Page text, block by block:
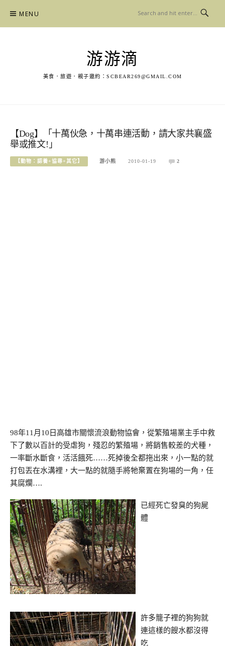
content
MENU
游游滴
美食．旅遊．親子邀約： SCBEAR269@GMAIL.COM
【Dog】「十萬伙急，十萬串連活動，請大家共襄盛
舉或推文!」
【動物：認養+協尋+其它】 游小熊 2010-01-19 2
98年11月10日高雄市關懷流浪動物協會，從繁殖場業主手中救
下了數以百計的受虐狗，殘忍的繁殖場，將銷售較差的犬種，
一率斷水斷食，活活餓死……死掉後全都拖出來，小一點的就
打包丟在水溝裡，大一點的就隨手將牠棄置在狗場的一角，任
其腐爛….
已經死亡發臭的狗屍
體
許多籠子裡的狗狗就
連這樣的餿水都沒得
吃